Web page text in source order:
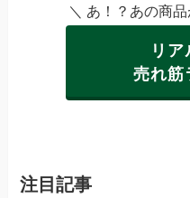
＼ あ！？あの商
リ
売れ筋
注目記事